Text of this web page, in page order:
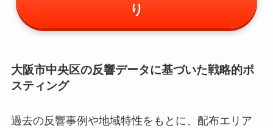
り
大阪市中央区の反響データに基づいた戦略的ポ
スティング
過去の反響事例や地域特性をもとに、配布エリア